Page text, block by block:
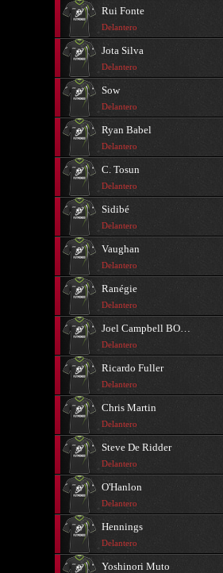
Rui Fonte
Delantero
Jota Silva
Delantero
Sow
Delantero
Ryan Babel
Delantero
C. Tosun
Delantero
Sidibé
Delantero
Vaughan
Delantero
Ranégie
Delantero
Joel Campbell BORRAR
Delantero
Ricardo Fuller
Delantero
Chris Martin
Delantero
Steve De Ridder
Delantero
O'Hanlon
Delantero
Hennings
Delantero
Yoshinori Muto